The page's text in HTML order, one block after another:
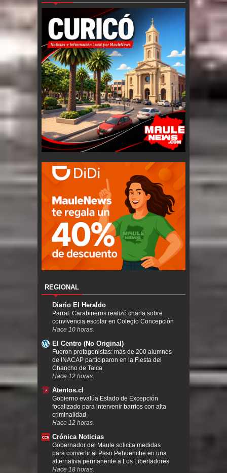
REGIONAL
Diario El Heraldo
Parral: Carabineros realizó charla sobre
convivencia escolar en Colegio Concepción
Hace 10 horas.
El Centro (No Original)
Fueron protagonistas: más de 200 alumnos
de INACAP participaron en la Fiesta del
Chancho de Talca
Hace 12 horas.
Atentos.cl
Gobierno evalúa Estado de Excepción
focalizado para intervenir barrios con alta
criminalidad
Hace 12 horas.
Crónica Noticias
Gobernador del Maule solicita medidas
para convertir al Paso Pehuenche en una
alternativa permanente a Los Libertadores
Hace 18 horas.